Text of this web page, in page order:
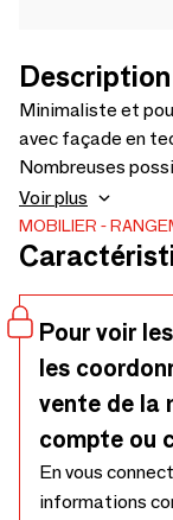
Minimaliste et
avec façade en
Nombreuses
ouvertes, tiroirs
tous les recoins
Voir plus
MOBILIER
Pour voir
les
vente de la
compte ou
En vous
informations